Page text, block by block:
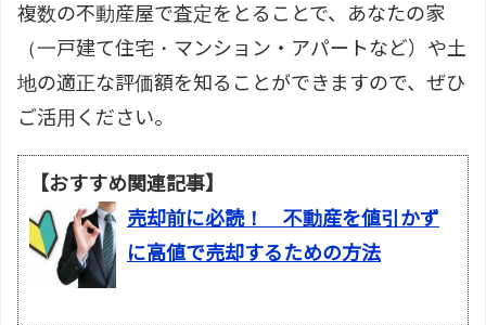
複数の不動産屋で査定をとることで、あなたの家
（一戸建て住宅・マンション・アパートなど）や土
地の適正な評価額を知ることができますので、ぜひ
ご活用ください。
【おすすめ関連記事】
売却前に必読！ 不動産を値引かず
に高値で売却するための方法